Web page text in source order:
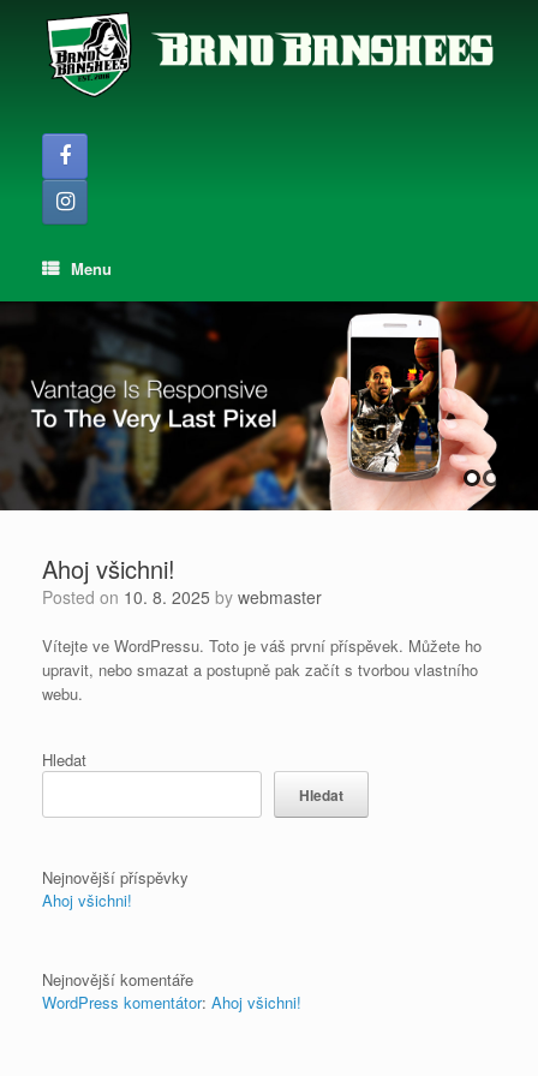
content
Menu
Ahoj všichni!
Posted on 10. 8. 2025 by webmaster
Vítejte ve WordPressu. Toto je váš první příspěvek. Můžete ho
upravit, nebo smazat a postupně pak začít s tvorbou vlastního
webu.
Hledat
Hledat
Nejnovější příspěvky
Ahoj všichni!
Nejnovější komentáře
WordPress komentátor: Ahoj všichni!